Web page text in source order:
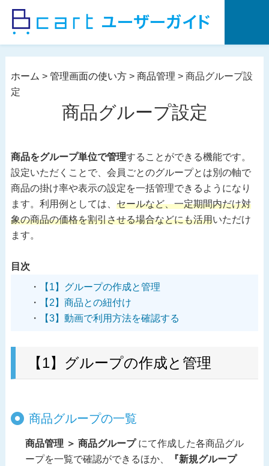
ホーム > 管理画面の使い方> 商品管理 > 商品グループ設
定
商品グループ設定
商品をグループ単位で管理することができる機能です。
設定いただくことで、会員ごとのグループとは別の軸で
商品の掛け率や表示の設定を一括管理できるようになり
ます。利用例としては、 セールなど、一定期間内だけ対
象の商品の価格を割引させる場合などにも活用いただけ
ます。
目次
【1】グループの作成と管理
【2】商品との紐付け
【3】動画で利用方法を確認する
【1】グループの作成と管理
商品グループの一覧
商品管理 ＞ 商品グループにて作成した各商品グル
ープを一覧で確認ができるほか、
『新規グループ